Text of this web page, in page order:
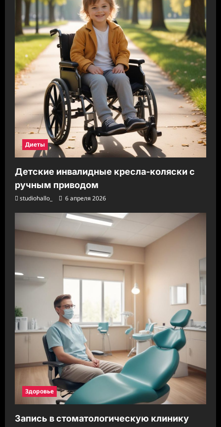
Диеты
Детские инвалидные кресла-коляски с
ручным приводом
studiohallo_ 6 апреля 2026
Здоровье
Запись в стоматологическую клинику